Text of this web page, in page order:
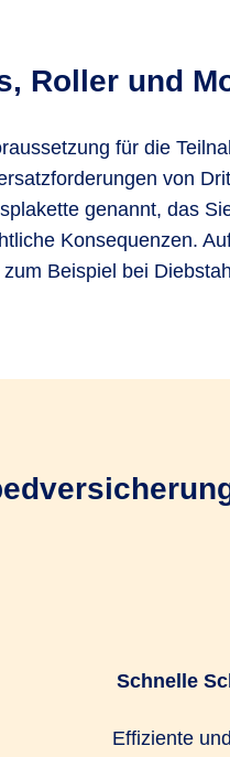
Roller und
für die
von
genannt, das
Konsequenzen.
Beispiel bei
Schnelle
Effiziente